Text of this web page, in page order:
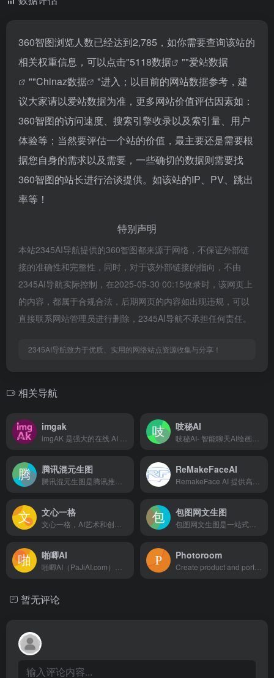
360智图浏览人数已经达到2,785，如你需要查询该站的
相关权重信息，可以点击"5118数据 ""爱站数据
""Chinaz数据
"进入；以目前的网站数据参考，建
议大家请以爱站数据为准，更多网站价值评估因素如：
360智图的访问速度、搜索引擎收录以及索引量、用户
体验等；当然要评估一个站的价值，最主要还是需要根
据您自身的需求以及需要，一些确切的数据则需要找
360智图的站长进行洽谈提供。如该站的IP、PV、跳出
率等！
特别声明
本站2345AI导航提供的360智图都来源于网络，不保证外部链
接的准确性和完整性，同时，对于该外部链接的指向，不由
2345AI导航实际控制，在2025-05-30 00:15收录时，该网页上
的内容，都属于合规合法，后期网页的内容如出现违规，可以
直接联系网站管理员进行删除，2345AI导航不承担任何责任。
2345AI导航致力于优质、实用的网络站点资源收集与分享！
相关导航
imgak 吱秘AI
腾讯混元生图 ReMakeFaceAI
文心一格 包图网文生图
啪唧AI Photoroom
暂无评论